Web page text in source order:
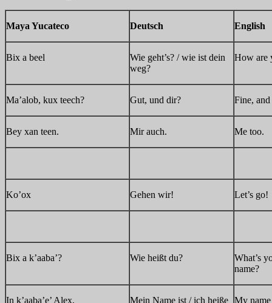
Maya Yucateco Deutsch English
Bix a beel
Wie geht’s? / wie ist dein
weg?
How are
Ma’alob, kux teech? Gut, und dir? Fine,
Bey xan teen. Mir auch. Me too.
Ko’ox Gehen wir! Let’s go!
Bix a k’aaba’? Wie heißt du?
What’s
name?
In k’aaba’e’ Alex.
Mein Name ist / ich heiße My